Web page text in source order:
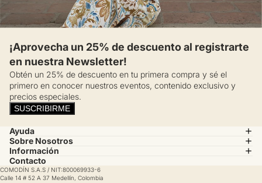
¡Aprovecha un 25% de descuento al registrarte
en nuestra Newsletter!
Obtén un 25% de descuento en tu primera compra y sé el
primero en conocer nuestros eventos, contenido exclusivo y
precios especiales.
SUSCRIBIRME
Ayuda
Sobre Nosotros
Información
Contacto
COMODÍN S.A.S / NIT:800069933-6
Calle 14 # 52 A 37 Medellín, Colombia